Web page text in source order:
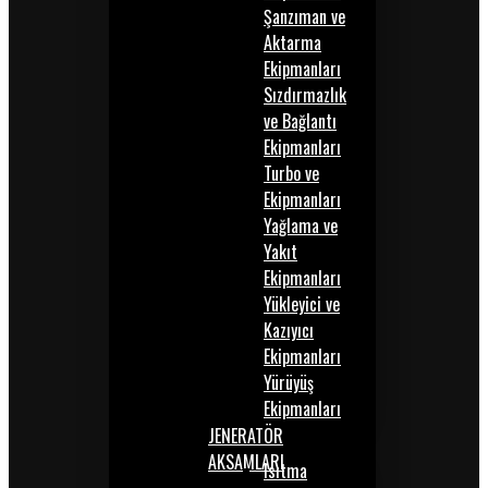
Şanzıman ve
Aktarma
Ekipmanları
Sızdırmazlık
ve Bağlantı
Ekipmanları
Turbo ve
Ekipmanları
Yağlama ve
Yakıt
Ekipmanları
Yükleyici ve
Kazıyıcı
Ekipmanları
Yürüyüş
Ekipmanları
JENERATÖR
AKSAMLARIIsıtma